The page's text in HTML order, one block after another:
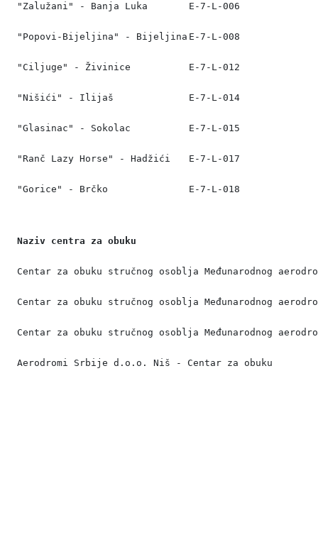
"Zalužani" - Banja Luka Е-7-L-006
"Popovi-Bijeljina" - Bijeljina Е-7-L-008
"Ciljuge" - Živinice E-7-L-012
"Nišići" - Ilijaš E-7-L-014
"Glasinac" - Sokolac E-7-L-015
"Ranč Lazy Horse" - Hadžići E-7-L-017
"Gorice" - Brčko Е-7-L-018
Naziv centra za obuku
Centar za obuku stručnog osoblja Međunarodnog
Centar za obuku stručnog osoblja Međunarodnog
Centar za obuku stručnog osoblja Međunarodnog
Aerodromi Srbije d.o.o. Niš - Centar za obuku